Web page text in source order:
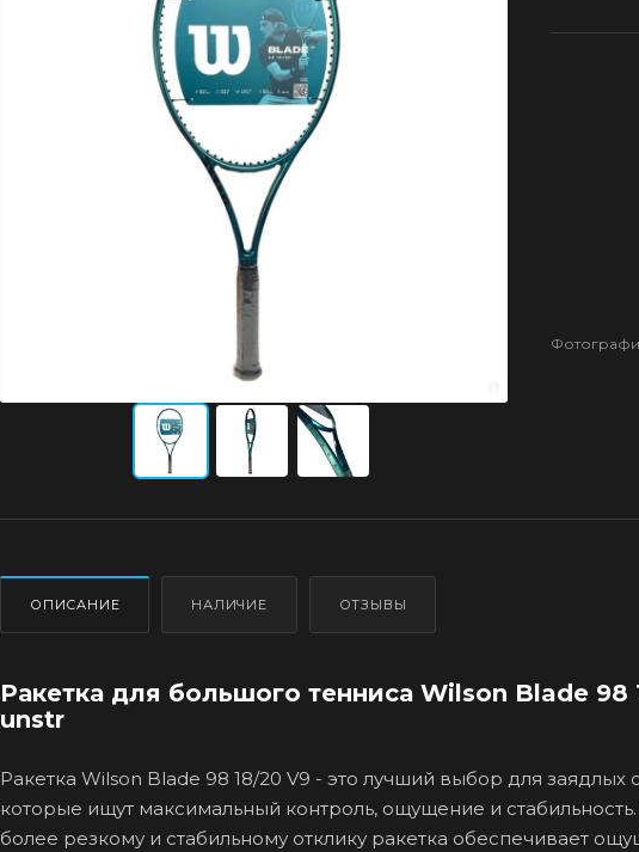
ОПИСАНИЕ НАЛИЧИЕ ОТЗЫВЫ
Ракетка для большого тенниса Wilson Blade 98
unstr
Ракетка Wilson Blade 98 18/20 V9 - это лучший выбор для заядлых
которые ищут максимальный контроль, ощущение и
более резкому и стабильному отклику ракетка обеспечивает